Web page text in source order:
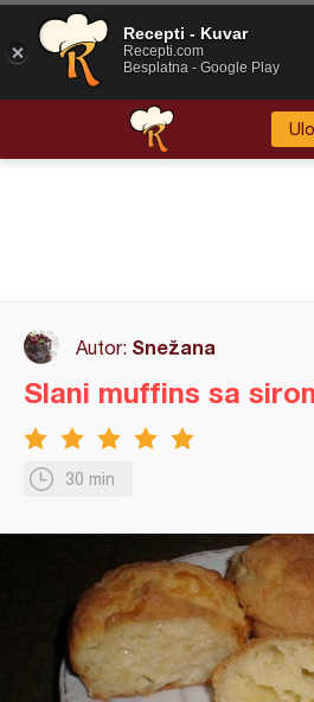
Autor: Snežana
30 min
Slani muffins sa
Recepti - Kuvar
Recepti.com
Besplatna - Google Play